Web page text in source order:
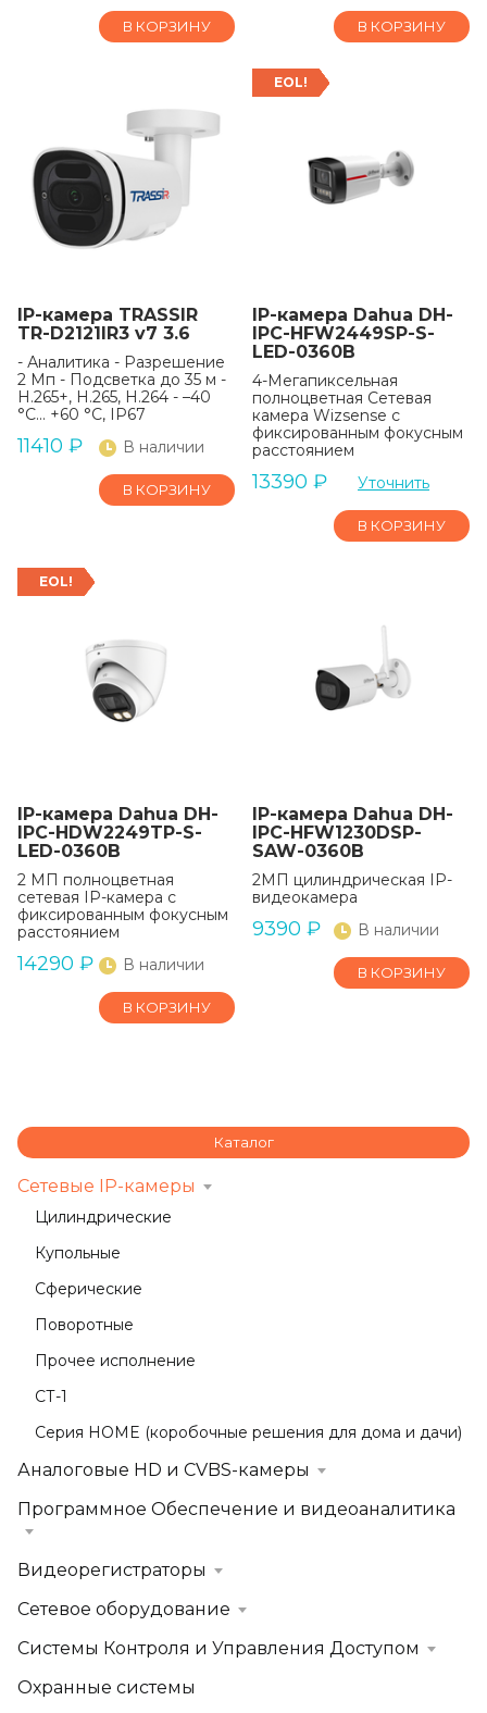
В КОРЗИНУ В КОРЗИНУ
IP-камера TRASSIR
TR-D2121IR3 v7 3.6
- Аналитика - Разрешение
2 Мп - Подсветка до 35 м -
H.265+, H.265, H.264 - –40
°C... +60 °C, IP67
11410 ₽ В наличии
В КОРЗИНУ
EOL!
IP-камера Dahua DH-
IPC-HFW2449SP-S-
LED-0360B
4-Мегапиксельная
полноцветная Сетевая
камера Wizsense с
фиксированным фокусным
расстоянием
13390 ₽ Уточнить
В КОРЗИНУ
EOL!
IP-камера Dahua DH-
IPC-HDW2249TP-S-
LED-0360B
2 МП полноцветная
сетевая IP-камера с
фиксированным фокусным
расстоянием
14290 ₽ В наличии
В КОРЗИНУ
IP-камера Dahua DH-
IPC-HFW1230DSP-
SAW-0360B
2МП цилиндрическая IP-
видеокамера
9390 ₽ В наличии
В КОРЗИНУ
Каталог
Сетевые IP-камеры
Цилиндрические
Купольные
Сферические
Поворотные
Прочее исполнение
СТ-1
Серия HOME (коробочные решения для дома и дачи)
Аналоговые HD и CVBS-камеры
Программное Обеспечение и видеоаналитика
Видеорегистраторы
Сетевое оборудование
Системы Контроля и Управления Доступом
Охранные системы